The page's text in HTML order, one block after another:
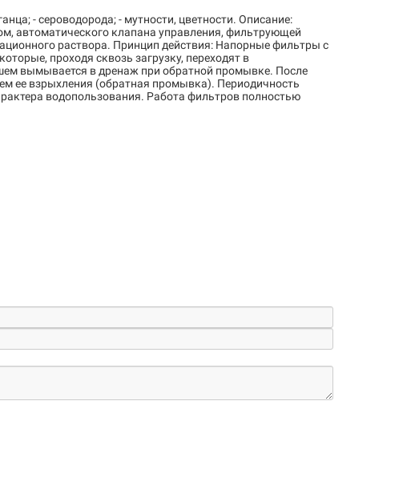
- сероводорода; - мутности, цветности. Описание:
автоматического клапана управления, фильтрующей
раствора. Принцип действия: Напорные фильтры с
проходя сквозь загрузку, переходят в
вымывается в дренаж при обратной промывке. После
ее взрыхления (обратная промывка). Периодичность
водопользования. Работа фильтров полностью